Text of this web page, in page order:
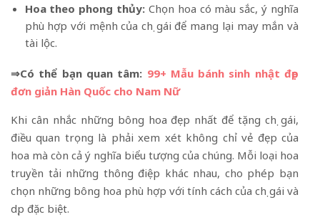
Hoa theo phong thủy: Chọn hoa có màu sắc, ý nghĩa
phù hợp với mệnh của chị gái để mang lại may mắn và
tài lộc.
⇒Có thể bạn quan tâm: 99+ Mẫu bánh sinh nhật đẹp
đơn giản Hàn Quốc cho Nam Nữ
Khi cân nhắc những bông hoa đẹp nhất để tặng chị gái,
điều quan trọng là phải xem xét không chỉ vẻ đẹp của
hoa mà còn cả ý nghĩa biểu tượng của chúng. Mỗi loại hoa
truyền tải những thông điệp khác nhau, cho phép bạn
chọn những bông hoa phù hợp với tính cách của chị gái và
dịp đặc biệt.